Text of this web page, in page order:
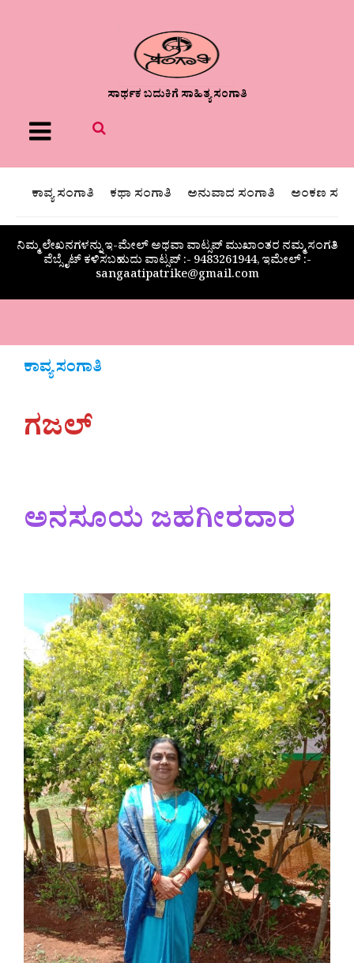
ಸಾರ್ಥಕ ಬದುಕಿಗೆ ಸಾಹಿತ್ಯ ಸಂಗಾತಿ
Menu
ಕಾವ್ಯ ಸಂಗಾತಿ ಕಥಾ ಸಂಗಾತಿ ಅನುವಾದ ಸಂಗಾತಿ ಅಂಕಣ
ನಿಮ್ಮ ಲೇಖನಗಳನ್ನು ಇ-ಮೇಲ್ ಅಥವಾ ವಾಟ್ಸಪ್ ಮುಖಾಂತರ ನಮ್ಮ ಸಂಗತಿ
ವೆಬ್ಸೈಟ್ ಕಳಿಸಬಹುದು ವಾಟ್ಸಪ್‌ :- 9483261944, ಇಮೇಲ್ :-
sangaatipatrike@gmail.com
ಕಾವ್ಯ ಸಂಗಾತಿ
ಗಜಲ್
ಅನಸೂಯ ಜಹಗೀರದಾರ